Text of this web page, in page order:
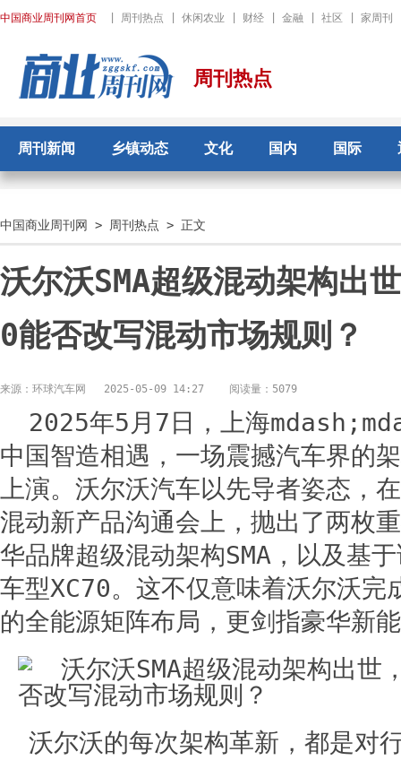
中国商业周刊网首页 周刊热点 休闲农业 财经 金融 社区 家周刊
周刊热点
周刊新闻 乡镇动态 文化 国内 国际
中国商业周刊网 > 周刊热点 > 正文
沃尔沃SMA超级混动架构出
0能否改写混动市场规则？
来源：环球汽车网 2025-05-09 14:27 阅读量：5079
2025年5月7日，上海
中国智造相遇，一场震撼汽车界的
上演。沃尔沃汽车以先导者姿态，
混动新产品沟通会上，抛出了两枚
华品牌超级混动架构SMA，以及基
车型XC70。这不仅意味着沃尔沃完
的全能源矩阵布局，更剑指豪华新
沃尔沃的每次架构革新，都是对